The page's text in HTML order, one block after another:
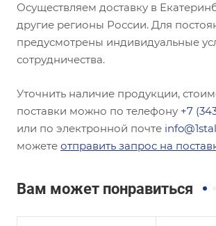
Осуществляем доставку в
другие регионы России. Для
предусмотрены индивидуальные
сотрудничества.
Уточнить наличие продукции,
поставки можно по телефону +7
или по электронной почте
можете отправить запрос на
Вам может понравиться